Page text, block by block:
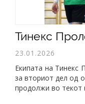
23.01.2026
Екипата на Тинекс
за вториот дел од
продолжи во текот